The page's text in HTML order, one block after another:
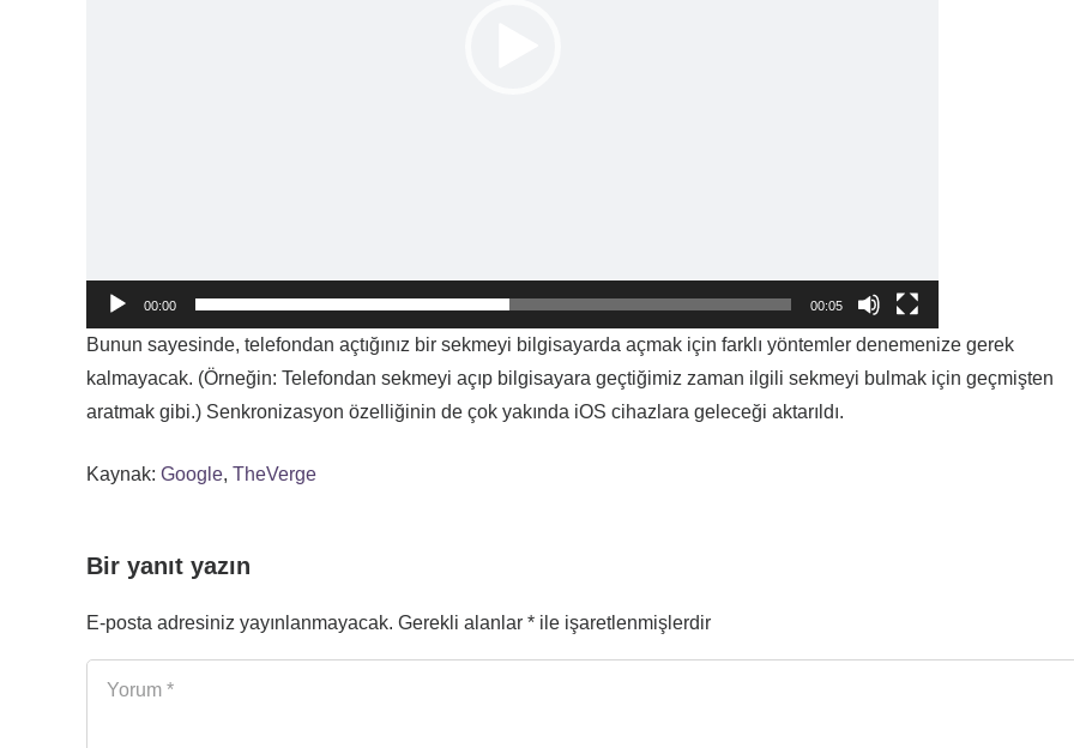
00:00 00:05
Bunun sayesinde, telefondan açtığınız bir sekmeyi bilgisayarda açmak için farklı yöntemler denemenize gerek
kalmayacak. (Örneğin: Telefondan sekmeyi açıp bilgisayara geçtiğimiz zaman ilgili sekmeyi bulmak için geçmişten
aratmak gibi.) Senkronizasyon özelliğinin de çok yakında iOS cihazlara geleceği aktarıldı.
Kaynak: Google, TheVerge
Bir yanıt yazın
E-posta adresiniz yayınlanmayacak. Gerekli alanlar * ile işaretlenmişlerdir